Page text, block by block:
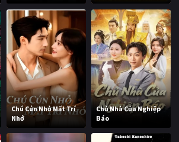
Chú Cún Nhỏ Mất Trí
Nhớ
Chủ Nhà Của Nghiệp
Báo